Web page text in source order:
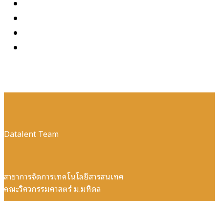
Datalent Team
สาขาการจัดการเทคโนโลยีสารสนเทศ
คณะวิศวกรรมศาสตร์ ม.มหิดล